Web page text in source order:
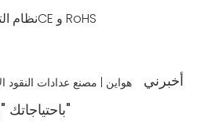
نظام
CE و RoHS
أخبرني
باحتياجاتك"زر"